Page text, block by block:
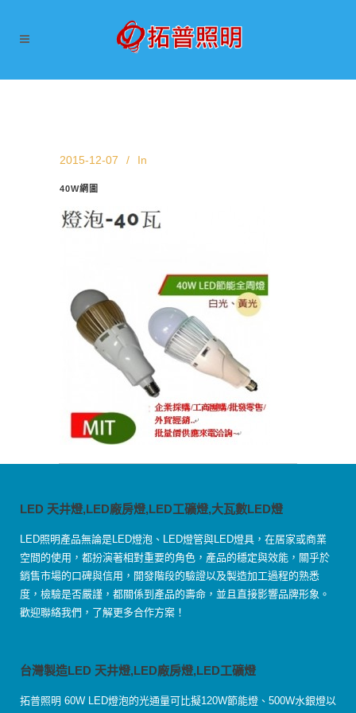
2015-12-07 In
40W網圖
LED 天井燈,LED廠房燈,LED工礦燈,大瓦數LED燈
LED照明產品無論是LED燈泡、LED燈管與LED燈具，在居家或商業
空間的使用，都扮演著相對重要的角色，產品的穩定與效能，關乎於
銷售市場的口碑與信用，開發階段的驗證以及製造加工過程的熟悉
度，檢驗是否嚴謹，都關係到產品的壽命，並且直接影響品牌形象。
歡迎聯絡我們，了解更多合作方案！
台灣製造LED 天井燈,LED廠房燈,LED工礦燈
拓普照明 60W LED燈泡的光通量可比擬120W節能燈、500W水銀燈以